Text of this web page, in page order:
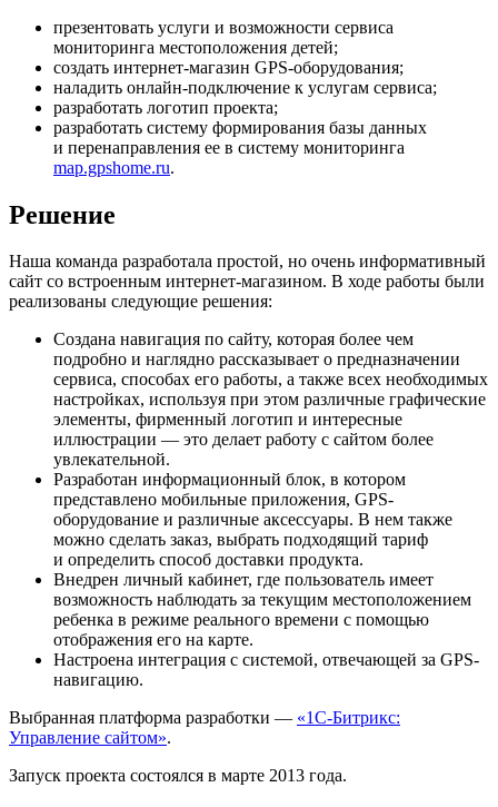
презентовать услуги и возможности сервиса
мониторинга местоположения детей;
создать интернет-магазин GPS-оборудования;
наладить онлайн-подключение к услугам сервиса;
разработать логотип проекта;
разработать систему формирования базы данных
и перенаправления ее в систему мониторинга
map.gpshome.ru.
Решение
Наша команда разработала простой, но очень информативный
сайт со встроенным интернет-магазином. В ходе работы были
реализованы следующие решения:
Создана навигация по сайту, которая более чем
подробно и наглядно рассказывает о предназначении
сервиса, способах его работы, а также всех необходимых
настройках, используя при этом различные графические
элементы, фирменный логотип и интересные
иллюстрации — это делает работу с сайтом более
увлекательной.
Разработан информационный блок, в котором
представлено мобильные приложения, GPS-
оборудование и различные аксессуары. В нем также
можно сделать заказ, выбрать подходящий тариф
и определить способ доставки продукта.
Внедрен личный кабинет, где пользователь имеет
возможность наблюдать за текущим местоположением
ребенка в режиме реального времени с помощью
отображения его на карте.
Настроена интеграция с системой, отвечающей за GPS-
навигацию.
Выбранная платформа разработки — «1С-Битрикс:
Управление сайтом».
Запуск проекта состоялся в марте 2013 года.